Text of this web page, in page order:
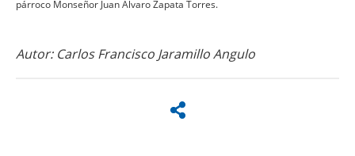
párroco Monseñor Juan Álvaro Zapata Torres.
Autor: Carlos Francisco Jaramillo Angulo